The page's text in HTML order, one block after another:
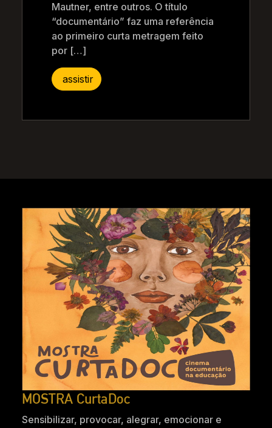
Mautner, entre outros. O título
“documentário” faz uma referência
ao primeiro curta metragem feito
por […]
assistir
MOSTRA CurtaDoc
Sensibilizar, provocar, alegrar, emocionar e